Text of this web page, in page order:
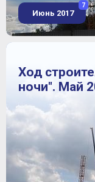
Июнь 2017
7
Ход
ночи". Май